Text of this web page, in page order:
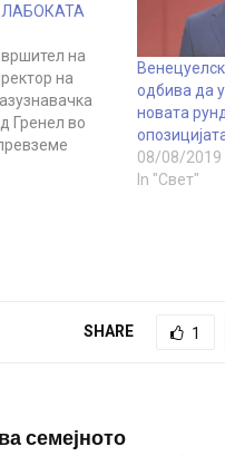
на
на
Гренел во
одбива да
новата
08/08/2019
In "Свет"
SHARE 1
семејното